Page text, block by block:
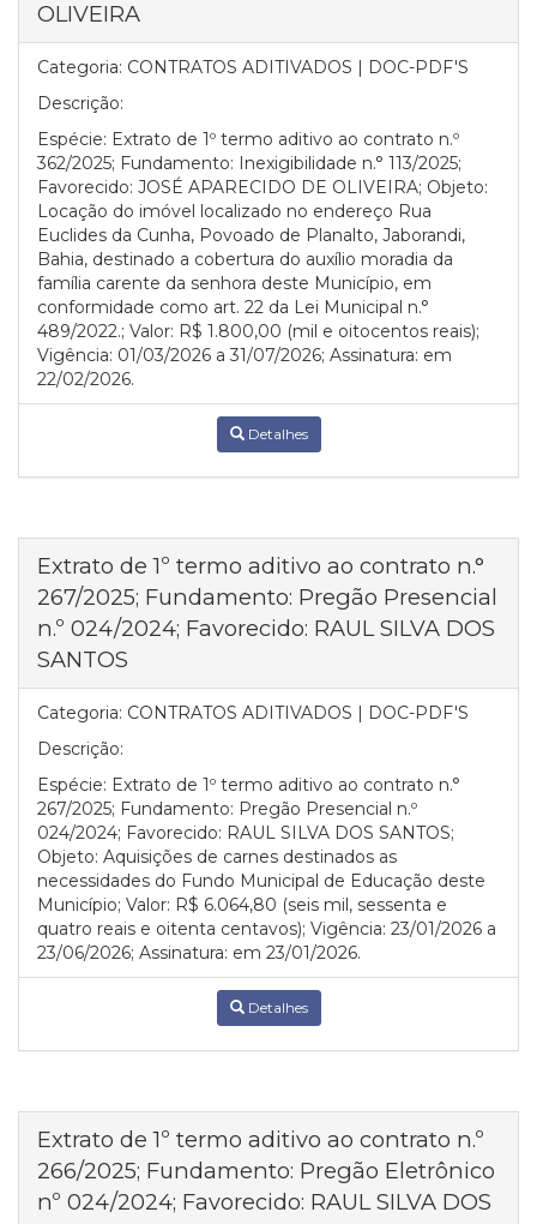
OLIVEIRA
Categoria: CONTRATOS ADITIVADOS | DOC-PDF'S
Descrição:
Espécie: Extrato de 1º termo aditivo ao contrato n.º
362/2025; Fundamento: Inexigibilidade n.° 113/2025;
Favorecido: JOSÉ APARECIDO DE OLIVEIRA; Objeto:
Locação do imóvel localizado no endereço Rua
Euclides da Cunha, Povoado de Planalto, Jaborandi,
Bahia, destinado a cobertura do auxílio moradia da
família carente da senhora deste Município, em
conformidade como art. 22 da Lei Municipal n.°
489/2022.; Valor: R$ 1.800,00 (mil e oitocentos reais);
Vigência: 01/03/2026 a 31/07/2026; Assinatura: em
22/02/2026.
Detalhes
Extrato de 1º termo aditivo ao contrato n.°
267/2025; Fundamento: Pregão Presencial
n.º 024/2024; Favorecido: RAUL SILVA DOS
SANTOS
Categoria: CONTRATOS ADITIVADOS | DOC-PDF'S
Descrição:
Espécie: Extrato de 1º termo aditivo ao contrato n.°
267/2025; Fundamento: Pregão Presencial n.º
024/2024; Favorecido: RAUL SILVA DOS SANTOS;
Objeto: Aquisições de carnes destinados as
necessidades do Fundo Municipal de Educação deste
Município; Valor: R$ 6.064,80 (seis mil, sessenta e
quatro reais e oitenta centavos); Vigência: 23/01/2026 a
23/06/2026; Assinatura: em 23/01/2026.
Detalhes
Extrato de 1º termo aditivo ao contrato n.º
266/2025; Fundamento: Pregão Eletrônico
nº 024/2024; Favorecido: RAUL SILVA DOS